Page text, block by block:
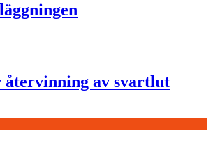
av svartlut